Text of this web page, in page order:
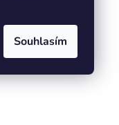
Souhlasím